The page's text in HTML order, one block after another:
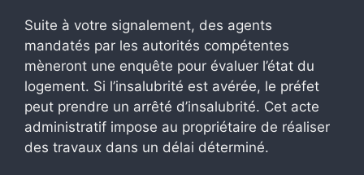
Suite à votre signalement, des agents
mandatés par les autorités compétentes
mèneront une enquête pour évaluer l’état du
logement. Si l’insalubrité est avérée, le préfet
peut prendre un arrêté d’insalubrité. Cet acte
administratif impose au propriétaire de réaliser
des travaux dans un délai déterminé.